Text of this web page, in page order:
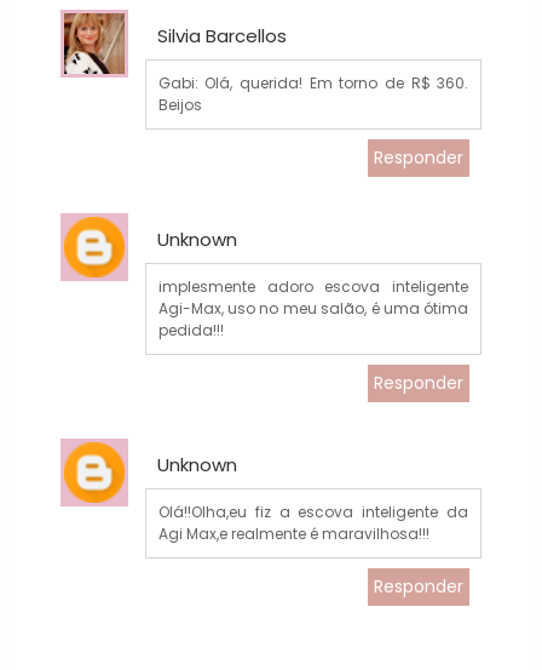
Silvia Barcellos
Gabi: Olá, querida! Em torno de R$ 360.
Beijos
Responder
Unknown
implesmente adoro escova inteligente
Agi-Max, uso no meu salão, é uma ótima
pedida!!!
Responder
Unknown
Olá!!Olha,eu fiz a escova inteligente da
Agi Max,e realmente é maravilhosa!!!
Responder